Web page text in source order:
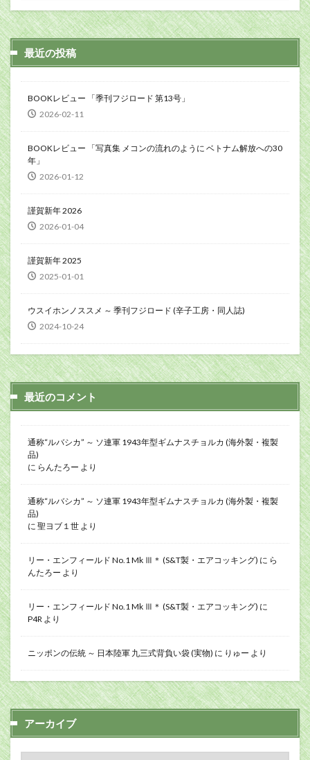
最近の投稿
BOOKレビュー 「季刊フジロード 第13号」
2026-02-11
BOOKレビュー 「写真集 メコンの流れのように ベトナム解放への30
年」
2026-01-12
謹賀新年 2026
2026-01-04
謹賀新年 2025
2025-01-01
ウスイホンノススメ ～ 季刊フジロード (辛子工房・同人誌)
2024-10-24
最近のコメント
通称“ルバシカ” ～ ソ連軍 1943年型ギムナスチョルカ (海外製・複製
品)
に らんたろー より
通称“ルバシカ” ～ ソ連軍 1943年型ギムナスチョルカ (海外製・複製
品)
に 聖ヨブ１世 より
リー・エンフィールド No.1 Mk Ⅲ＊ (S&T製・エアコッキング) に ら
んたろー より
リー・エンフィールド No.1 Mk Ⅲ＊ (S&T製・エアコッキング) に
P4R より
ニッポンの伝統 ～ 日本陸軍 九三式背負い袋 (実物) に りゅー より
アーカイブ